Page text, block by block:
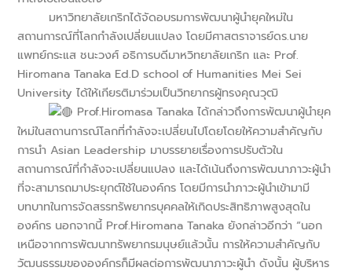
มหาวิทยาลัยเกริกได้จัดอบรมการพัฒนาผู้นำยุคใหม่ใน
สถานการณ์ที่โลกกำลังเปลี่ยนแปลง โดยมีศาสตราจารย์ดร.นาย
แพทย์กระแส ชนะวงศ์ อธิการบดีมาหวิทยาลัยเกริก และ Prof.
Hiromana Tanaka Ed.D school of Humanities Mei Sei
University ได้ให้เกียรติมาร่วมเป็นวิทยากรผู้ทรงคุณวุฒิ
Prof.Hiromasa Tanaka ได้กล่าวถึงการพัฒนาผู้นำยุค
ใหม่ในสถานการณ์โลกที่กำลังจะเปลี่ยนไปโดยโดยให้ความสำคัญกับ
การนำ Asian Leadership มาบรรยายเรื่องการปรับตัวใน
สถานการณ์ที่กำลังจะเปลี่ยนแปลง และได้เน้นถึงการพัฒนาภาวะผู้นำ
ที่จะสามารถมาประยุกต์ใช้ในองค์กร โดยมีการนำภาวะผู้นำเข้ามามี
บทบาทในการจัดสรรทรัพยากรบุคคลให้เกิดประสิทธิภาพสูงสุดใน
องค์กร นอกจากนี้ Prof.Hiromana Tanaka ยังกล่าวอีกว่า “นอก
เหนือจากการพัฒนาทรัพยากรมนุษย์แล้วนั้น การให้ความสำคัญกับ
วัฒนธรรมขององค์กรก็มีผลต่อการพัฒนาภาวะผู้นำ ดังนั้น ผู้บริหาร